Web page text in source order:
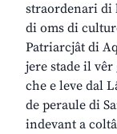
straordenari di
di oms di
Patriarcjât di
jere stade il
che e leve dal
de peraule di
indevant a